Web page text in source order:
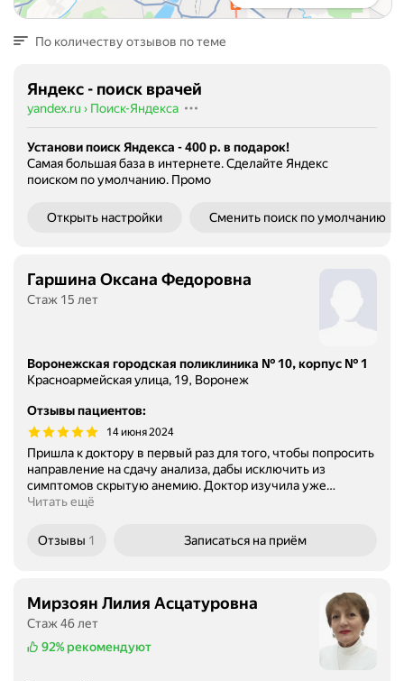
По количеству отзывов по теме
Яндекс - поиск врачей
yandex.ru › Поиск-Яндекса
Установи поиск Яндекса - 400 р. в подарок!
Самая большая база в интернете. Сделайте Яндекс
поиском по умолчанию. Промо
Открыть настройки Сменить поиск по умолчанию
Гаршина Оксана Федоровна
Стаж 15 лет
Воронежская городская поликлиника № 10, корпус № 1
Красноармейская улица, 19, Воронеж
Отзывы пациентов:
14 июня 2024
Пришла к доктору в первый раз для того, чтобы попросить
направление на сдачу анализа, дабы исключить из
симптомов скрытую анемию. Доктор изучила уже…
Читать ещё
Отзывы 1 Записаться на приём
Мирзоян Лилия Асцатуровна
Стаж 46 лет
92% рекомендуют